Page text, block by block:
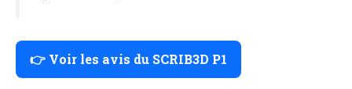
👉 Voir les avis du SCRIB3D P1